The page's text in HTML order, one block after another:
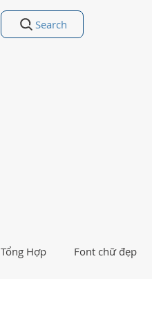
Search
Tổng Hợp Font chữ đẹp